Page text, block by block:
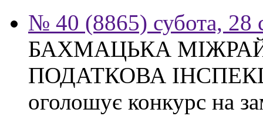
№ 40 (8865) субота, 28
БАХМАЦЬКА
ПОДАТКОВА
оголошує конкурс на